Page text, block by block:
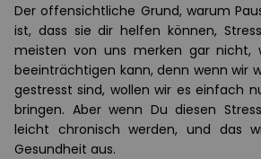
Der offensichtliche Grund, warum
ist, dass sie dir helfen können,
meisten von uns merken gar nicht,
beeinträchtigen kann, denn wenn wir
gestresst sind, wollen wir es einfach
bringen. Aber wenn Du diesen
leicht chronisch werden, und das
Gesundheit aus.